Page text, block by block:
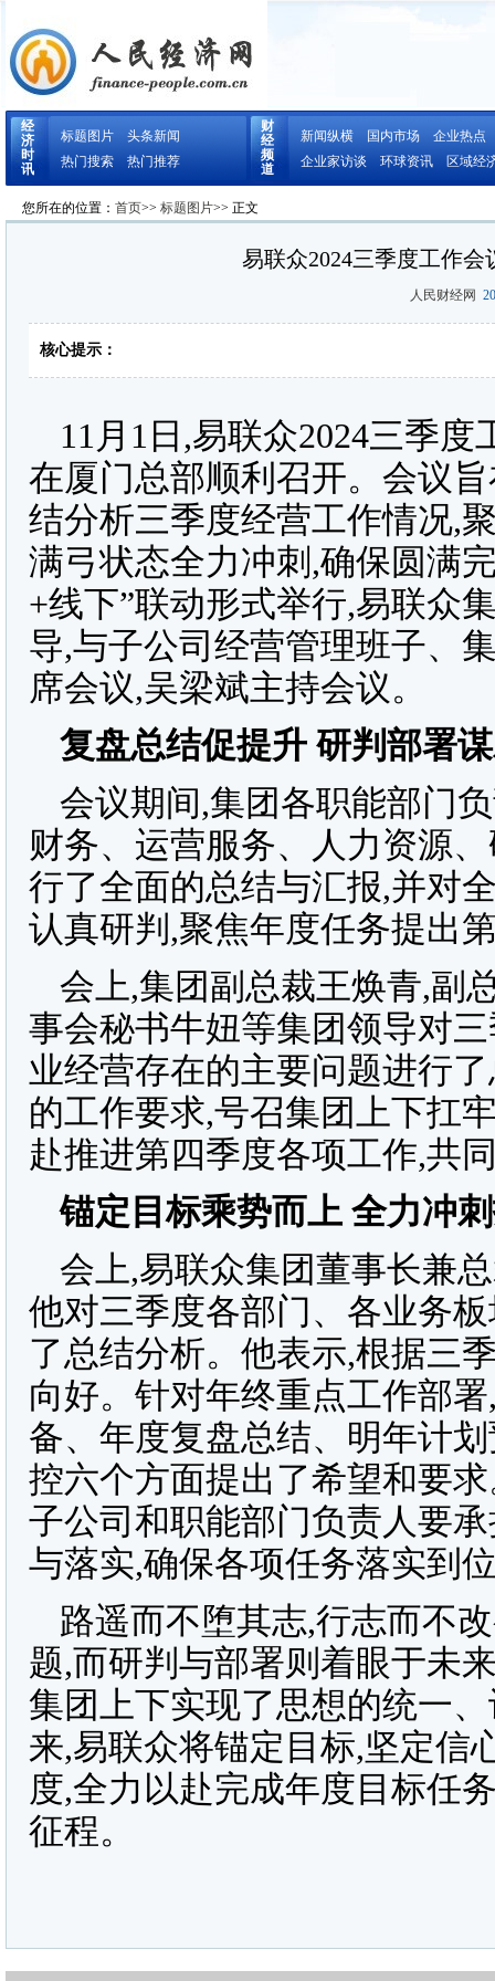
经
济
时
讯
标题图片
头条新闻
热门搜索
热门推荐
财
经
频
道
新闻纵横 国内市场
企业热点
企业家访谈
环球资讯 区域经
您所在的位置： 首页>> 标题图片>> 正文
易联众2024三季度工作
人民财经网
核心提示：
11 月1日,易联众2024三季
在厦门总部顺利召开。会议
结分析三季度经营工作情况,
满弓状态全力冲刺,确保圆满
+线下”联动形式举行,易联众
导,与子公司经营管理班子、
席会议,吴梁斌主持会议。
复盘总结促提升 研判部署
会议期间,集团各职能部门
财务、运营服务、人力资源
行了全面的总结与汇报,并对
认真研判,聚焦年度任务提出
会上,集团副总裁王焕青,副
事会秘书牛妞等集团领导对
业经营存在的主要问题进行
的工作要求,号召集团上下扛
赴推进第四季度各项工作,共
锚定目标乘势而上 全力冲
会上,易联众集团董事长兼
他对三季度各部门、各业务
了总结分析。他表示,根据三
向好。针对年终重点工作部
备、年度复盘总结、明年计
控六个方面提出了希望和要
子公司和职能部门负责人要
与落实,确保各项任务落实到
路遥而不堕其志,行志而不
题,而研判与部署则着眼于未
集团上下实现了思想的统一
来,易联众将锚定目标,坚定信
度,全力以赴完成年度目标任
征程。